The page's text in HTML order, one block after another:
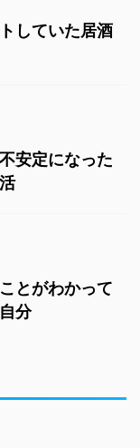
していた居酒
安定になった
とがわかって
分